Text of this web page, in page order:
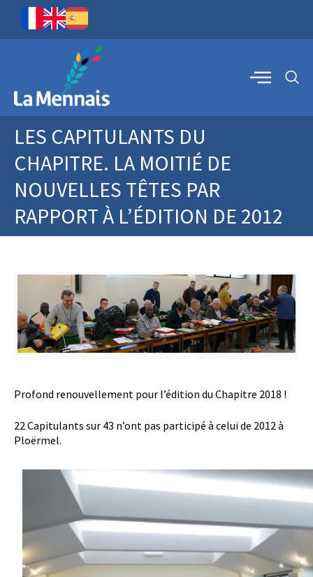
LES CAPITULANTS DU
CHAPITRE. LA MOITIÉ DE
NOUVELLES TÊTES PAR
RAPPORT À L’ÉDITION DE 2012
Profond renouvellement pour l’édition du Chapitre 2018 !
22 Capitulants sur 43 n’ont pas participé à celui de 2012 à
Ploërmel.